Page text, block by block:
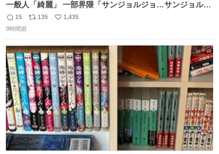
一般人「綺麗」 一部界隈「サンジョルジョ…サンジョルジ
ョマ…ジョルノジョバァーナ！！』
返
信
15
リ
ト
数
135
い
数
1,435
9時間前